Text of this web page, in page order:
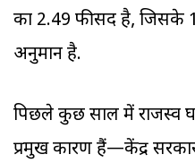
का 2.49 फीसद है, जिसके
अनुमान है.
पिछले कुछ साल में राजस्व
प्रमुख कारण हैं—केंद्र